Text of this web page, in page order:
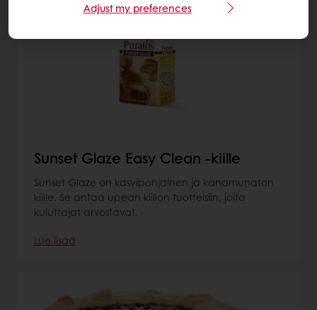
Sunset Glaze Easy Clean -kiille
Sunset Glaze on kasvipohjainen ja kanamunaton
kiille. Se antaa upean kiillon tuotteisiin, joita
kuluttajat arvostavat.
Lue lisää
Adjust my preferences